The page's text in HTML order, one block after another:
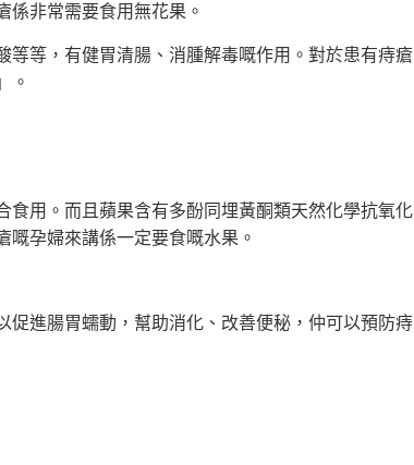
係非常需要食用無花果。
等，有健胃清腸、消腫解毒嘅作用。對於患有痔瘡
。
用。而且蘋果含有多酚同埋黃酮類天然化學抗氧化
孕婦來講係一定要食嘅水果。
進腸胃蠕動，幫助消化、改善便秘，仲可以預防痔